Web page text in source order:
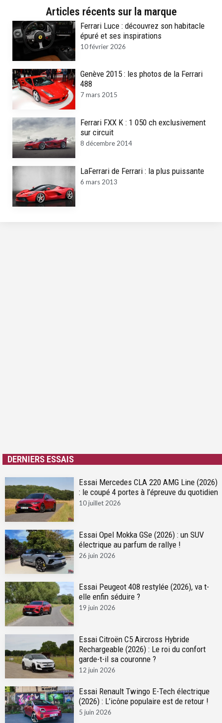
Articles récents sur la marque
Ferrari Luce : découvrez son habitacle
épuré et ses inspirations
10 février 2026
Genève 2015 : les photos de la Ferrari
488
7 mars 2015
Ferrari FXX K : 1 050 ch exclusivement
sur circuit
8 décembre 2014
LaFerrari de Ferrari : la plus puissante
6 mars 2013
DERNIERS ESSAIS
Essai Mercedes CLA 220 AMG Line (2026)
: le coupé 4 portes à l’épreuve du quotidien
10 juillet 2026
Essai Opel Mokka GSe (2026) : un SUV
électrique au parfum de rallye !
26 juin 2026
Essai Peugeot 408 restylée (2026), va t-
elle enfin séduire ?
19 juin 2026
Essai Citroën C5 Aircross Hybride
Rechargeable (2026) : Le roi du confort
garde-t-il sa couronne ?
12 juin 2026
Essai Renault Twingo E-Tech électrique
(2026) : L’icône populaire est de retour !
5 juin 2026